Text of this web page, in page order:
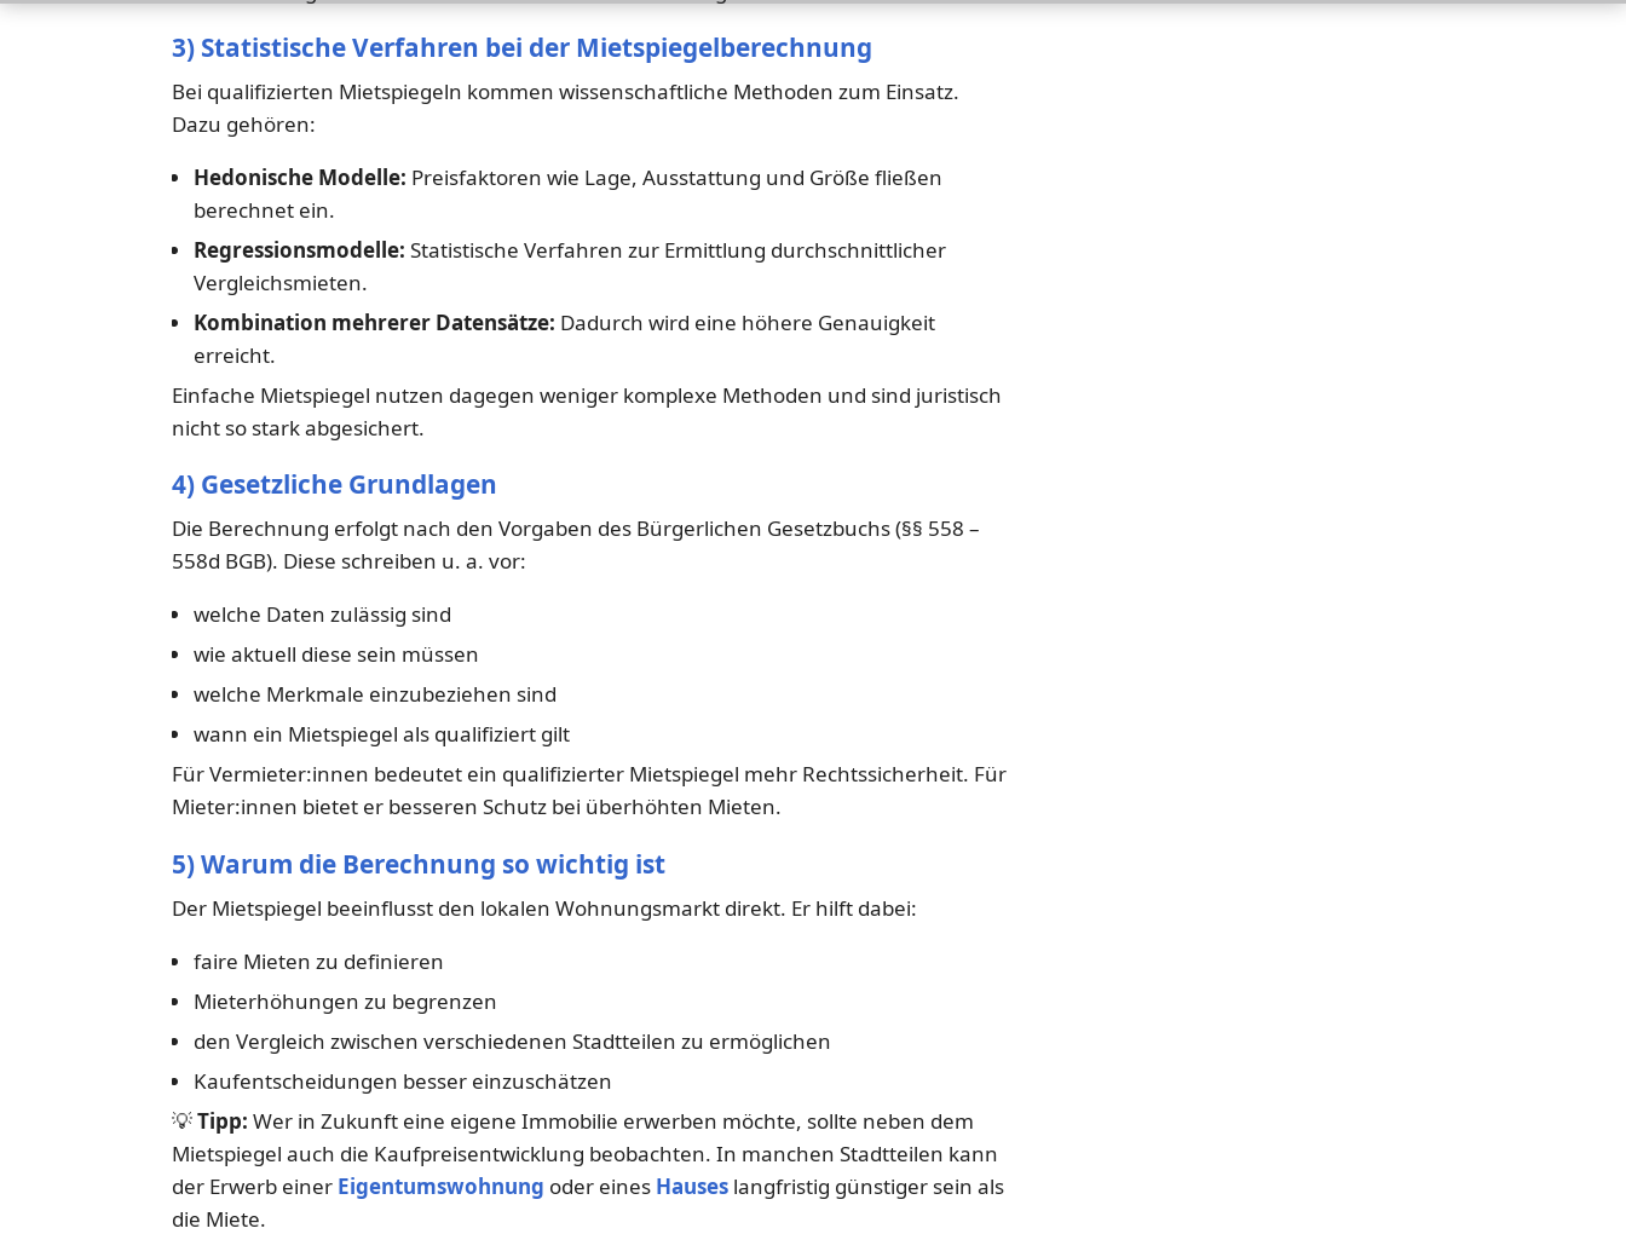
3) Statistische Verfahren bei der Mietspiegelberechnung
Bei qualifizierten Mietspiegeln kommen wissenschaftliche Methoden zum Einsatz.
Dazu gehören:
Hedonische Modelle: Preisfaktoren wie Lage, Ausstattung und Größe fließen
berechnet ein.
Regressionsmodelle: Statistische Verfahren zur Ermittlung durchschnittlicher
Vergleichsmieten.
Kombination mehrerer Datensätze: Dadurch wird eine höhere Genauigkeit
erreicht.
Einfache Mietspiegel nutzen dagegen weniger komplexe Methoden und sind juristisch
nicht so stark abgesichert.
4) Gesetzliche Grundlagen
Die Berechnung erfolgt nach den Vorgaben des Bürgerlichen Gesetzbuchs (§§ 558 –
558d BGB). Diese schreiben u. a. vor:
welche Daten zulässig sind
wie aktuell diese sein müssen
welche Merkmale einzubeziehen sind
wann ein Mietspiegel als qualifiziert gilt
Für Vermieter:innen bedeutet ein qualifizierter Mietspiegel mehr Rechtssicherheit. Für
Mieter:innen bietet er besseren Schutz bei überhöhten Mieten.
5) Warum die Berechnung so wichtig ist
Der Mietspiegel beeinflusst den lokalen Wohnungsmarkt direkt. Er hilft dabei:
faire Mieten zu definieren
Mieterhöhungen zu begrenzen
den Vergleich zwischen verschiedenen Stadtteilen zu ermöglichen
Kaufentscheidungen besser einzuschätzen
💡Tipp: Wer in Zukunft eine eigene Immobilie erwerben möchte, sollte neben dem
Mietspiegel auch die Kaufpreisentwicklung beobachten. In manchen Stadtteilen kann
der Erwerb einer Eigentumswohnung oder eines Hauses langfristig günstiger sein als
die Miete.